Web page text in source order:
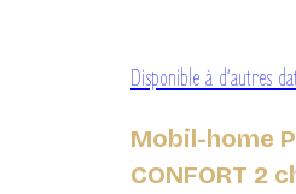
Disponible à d’autres
Mobil-home
CONFORT 2